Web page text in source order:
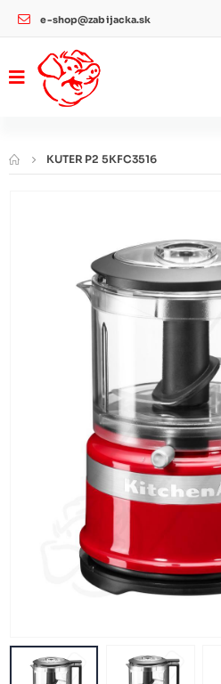
e-shop@zabijacka.sk
KUTER P2 5KFC3516